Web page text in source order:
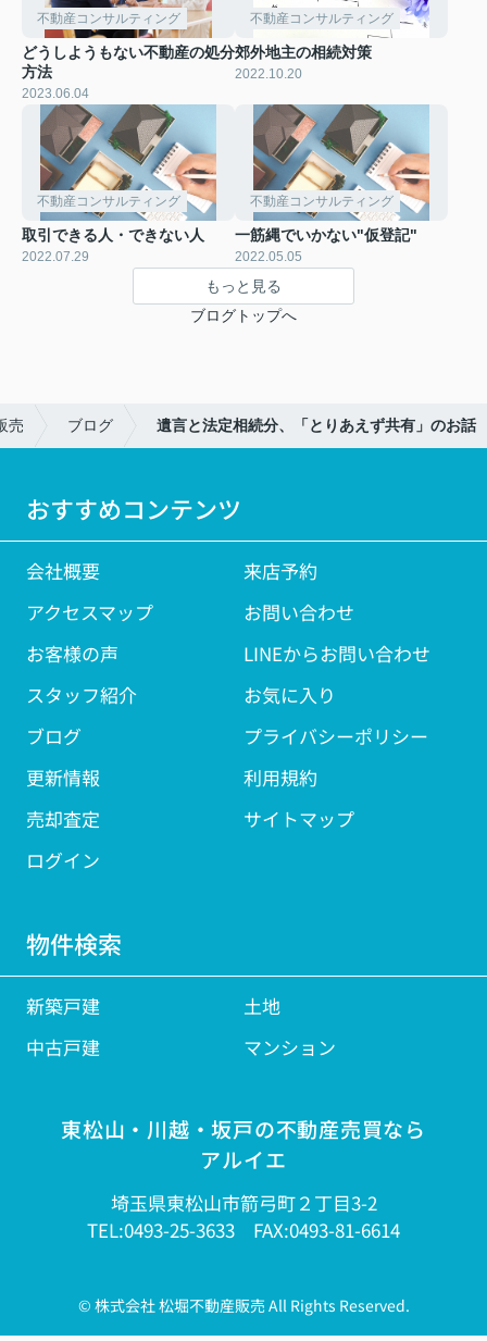
不動産コンサルティング
どうしようもない不動産の処分
方法
2023.06.04
不動産コンサルティング
郊外地主の相続対策
2022.10.20
不動産コンサルティング
取引できる人・できない人
2022.07.29
不動産コンサルティング
一筋縄でいかない"仮登記"
2022.05.05
もっと見る
ブログトップへ
売 ブログ 遺言と法定相続分、「とりあえず共有」のお話
おすすめコンテンツ
会社概要
来店予約
アクセスマップ
お問い合わせ
お客様の声
LINEからお問い合わせ
スタッフ紹介
お気に入り
ブログ
プライバシーポリシー
更新情報
利用規約
売却査定
サイトマップ
ログイン
物件検索
新築戸建
土地
中古戸建
マンション
東松山・川越・坂戸の不動産売買なら
アルイエ
埼玉県東松山市箭弓町２丁目3-2
TEL:0493-25-3633 FAX:0493-81-6614
© 株式会社 松堀不動産販売 All Rights Reserved.